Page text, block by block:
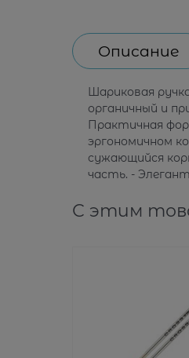
Описание
Шариковая
органичный и
Практичная
эргономичном
сужающийся
часть. -
С этим